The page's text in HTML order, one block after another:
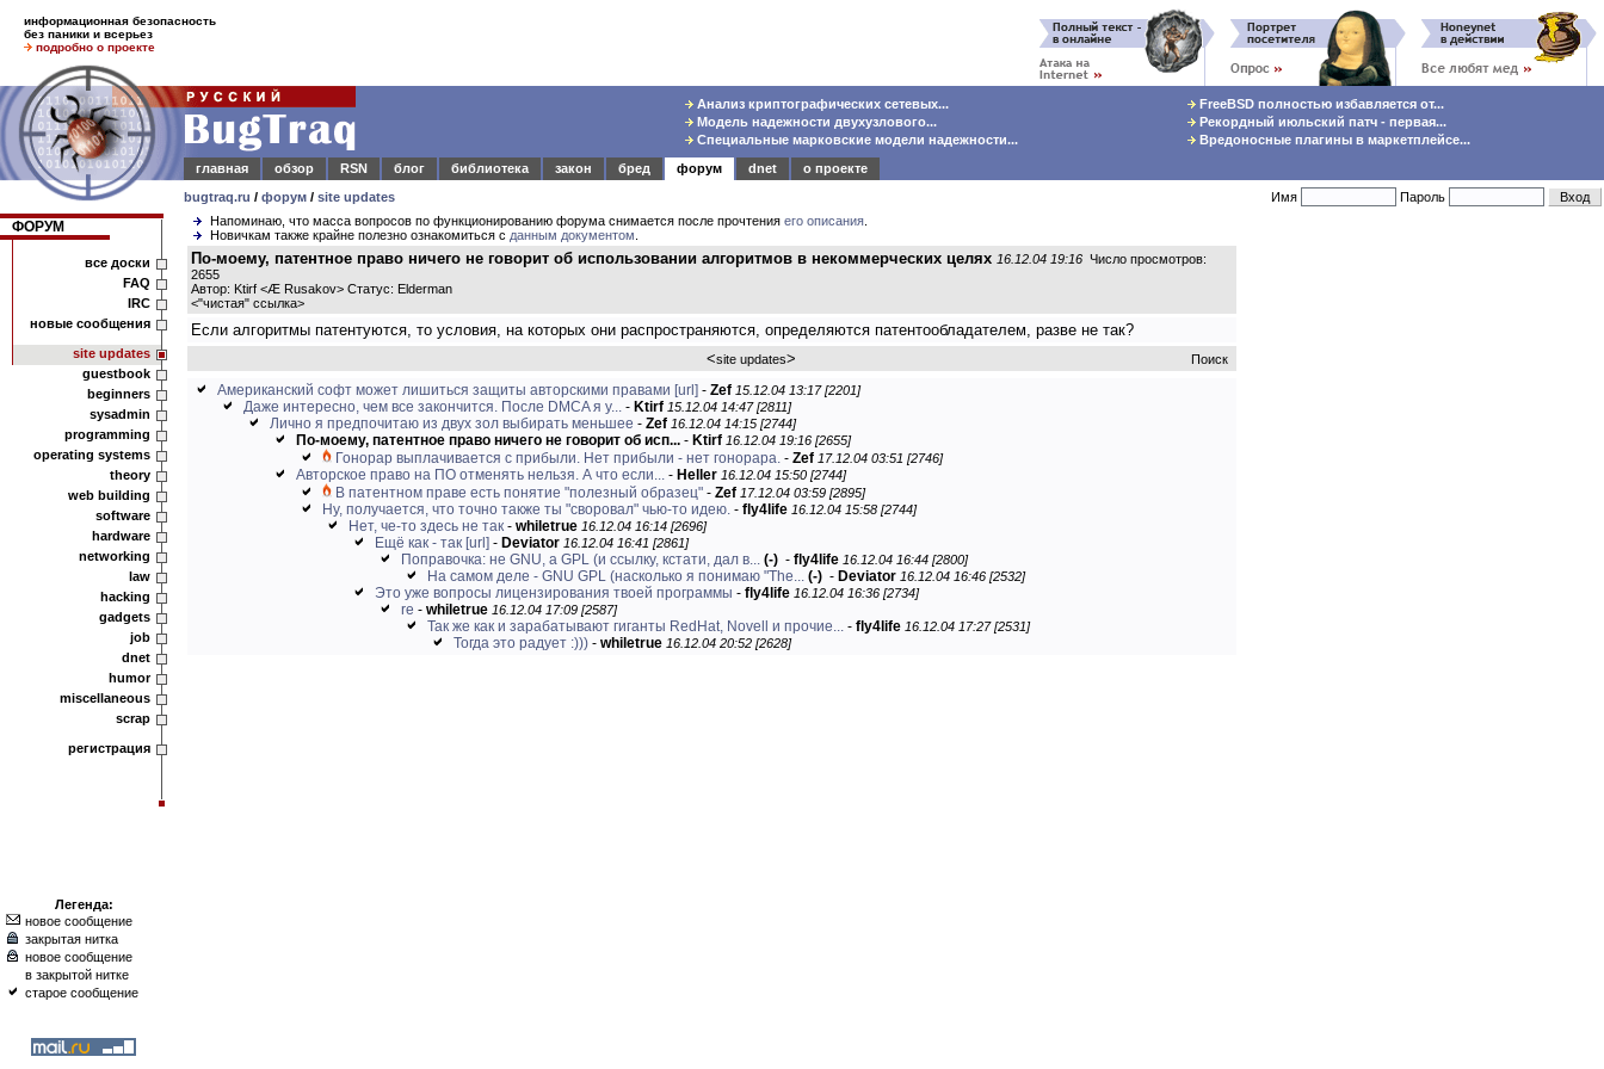
информационная безопасность
без паники и всерьез
подробно о проекте
Анализ криптографических сетевых...
Модель надежности двухузлового...
Специальные марковские модели надежности...
FreeBSD полностью избавляется от...
Рекордный июльский патч - первая...
Вредоносные плагины в маркетплейсе...
главная
обзор RSN блог библиотека закон бред форум dnet
о проекте
bugtraq.ru / форум / site updates Имя Пароль
ФОРУМ
все доски
FAQ
IRC
новые сообщения
site updates
guestbook
beginners
sysadmin
programming
operating systems
theory
web building
software
hardware
networking
law
hacking
gadgets
job
dnet
humor
miscellaneous
scrap
регистрация
Легенда:
новое сообщение
закрытая нитка
новое сообщение
в закрытой нитке
старое сообщение
Напоминаю, что масса вопросов по функционированию форума снимается после прочтения его описания
Новичкам также крайне полезно ознакомиться с данным документом
По-моему, патентное право ничего не говорит об использовании алгоритмов в некоммерческих целях 16.12.04 19:16 Число просмотров:
2655
Автор: Ktirf <Æ Rusakov> Статус: Elderman
<"чистая" ссылка>
Если алгоритмы патентуются, то условия, на которых они распространяются, определяются патентообладателем, разве не так?
<site updates> Поиск
Американский софт может лишиться защиты авторскими правами [url] - Zef 15.12.04 13:17 [2201]
Даже интересно, чем все закончится. После DMCA я у... - Ktirf 15.12.04 14:47 [2811]
Лично я предпочитаю из двух зол выбирать меньшее - Zef 16.12.04 14:15 [2744]
По-моему, патентное право ничего не говорит об исп... - Ktirf 16.12.04 19:16 [2655]
Гонорар выплачивается с прибыли. Нет прибыли - нет гонорара. - Zef 17.12.04 03:51 [2746]
Авторское право на ПО отменять нельзя. А что если... - Heller 16.12.04 15:50 [2744]
В патентном праве есть понятие "полезный образец" - Zef 17.12.04 03:59 [2895]
Ну, получается, что точно также ты "своровал" чью-то идею. - fly4life 16.12.04 15:58 [2744]
Нет, че-то здесь не так - whiletrue 16.12.04 16:14 [2696]
Ещё как - так [url] - Deviator 16.12.04 16:41 [2861]
Поправочка: не GNU, а GPL (и ссылку, кстати, дал в... (-) - fly4life 16.12.04 16:44 [2800]
На самом деле - GNU GPL (насколько я понимаю "The... (-) - Deviator 16.12.04 16:46 [2532]
Это уже вопросы лицензирования твоей программы - fly4life 16.12.04 16:36 [2734]
re - whiletrue 16.12.04 17:09 [2587]
Так же как и зарабатывают гиганты RedHat, Novell и прочие... - fly4life 16.12.04 17:27 [2531]
Тогда это радует :))) - whiletrue 16.12.04 20:52 [2628]